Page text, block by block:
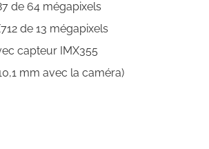
de 64 mégapixels
de 13 mégapixels
capteur IMX355
mm avec la caméra)